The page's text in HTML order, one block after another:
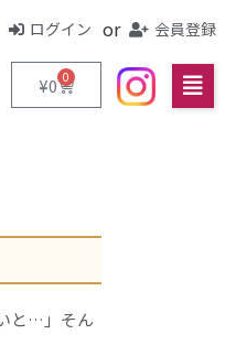
ログイン or 会員登録
¥0 0
と…」そん